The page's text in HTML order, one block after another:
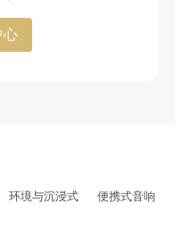
心
环境与沉浸式 便携式音响